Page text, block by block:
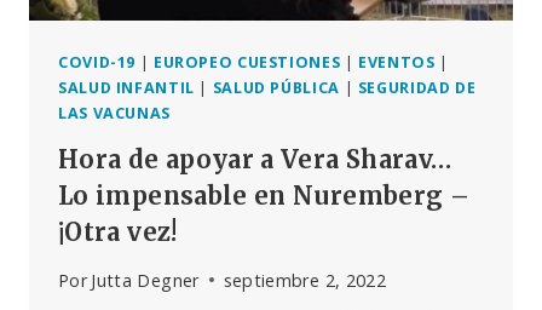
POCO
DESPUÉS
DE
UNA
INYECCIÓN
COVID-
COVID-19 | EUROPEO CUESTIONES | EVENTOS |
SALUD INFANTIL | SALUD PÚBLICA | SEGURIDAD DE
LAS VACUNAS
Hora de apoyar a Vera Sharav…
Lo impensable en Nuremberg –
¡Otra vez!
Por Jutta Degner septiembre 2, 2022